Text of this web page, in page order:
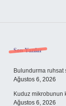
Sidebar
Son Yazılar
Bulundurma ruhsat
Ağustos 6, 2026
Kuduz mikrobunun
Ağustos 6, 2026